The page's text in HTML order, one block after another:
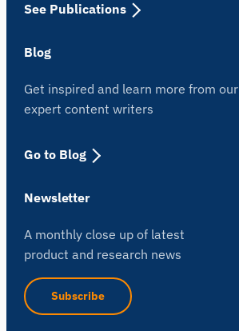
See Publications
Blog
Get inspired and learn more from our
expert content writers
Go to Blog
Newsletter
A monthly close up of latest
product and research news
Subscribe